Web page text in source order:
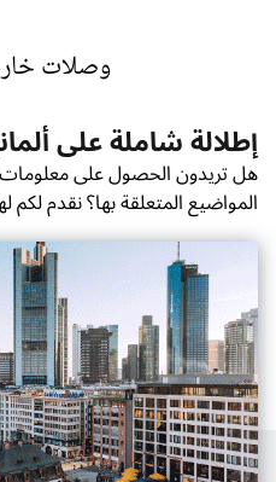
وصلات
إطلالة شاملة على
هل تريدون الحصول على معلومات
المواضيع المتعلقة بها؟ نقدم لكم